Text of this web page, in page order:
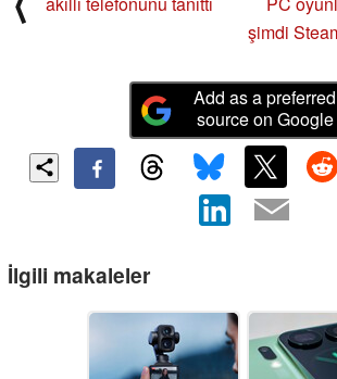
şimdi
Add as a preferred
source on Google
İlgili makaleler